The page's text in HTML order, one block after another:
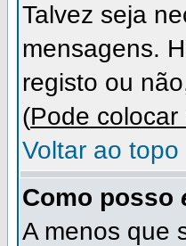
Talvez seja
mensagens.
registo ou
(Pode
Voltar ao topo
Como posso
A menos que